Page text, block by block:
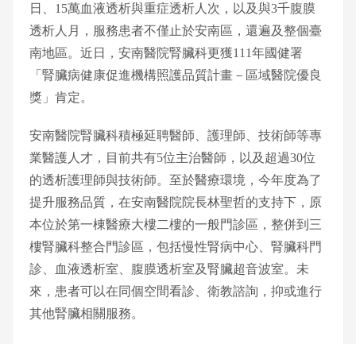
日、15萬⾎液透析與重症透析⼈次，以及與3千腹膜
透析⼈月，服務患者不僅止於安南區，還遍及整個臺
南地區。近日，安南醫院腎臟科更獲111年國健署
「腎臟病健康促進機構照護品質計畫－區域醫院優良
獎」肯定。
安南醫院腎臟科積極延聘醫師、護理師、技術師等專
業醫護⼈才，⽬前共有5位主治醫師，以及超過30位
的透析護理師與技術師。至於醫療環境，今年度為了
提升服務品質，在安南醫院院長林聖哲的⽀持下，原
本位於第一棟醫療大樓⼆樓的⼀般⾨診區，整併到三
樓腎臟科整合⾨診區，包括慢性腎病中⼼、腎臟科⾨
診、⾎液透析室、腹膜透析室及腎臟超⾳波室。未
來，患者可以在同個空間看診、衛教諮詢，抑或進行
其他腎臟相關服務。